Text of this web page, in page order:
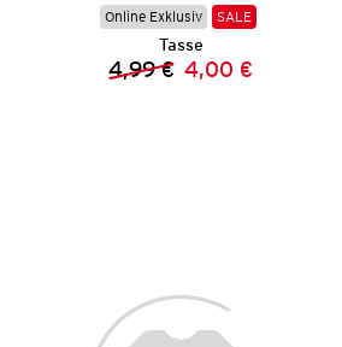
Online Exklusiv SALE
Tasse
Vorheriger Preis:
4,99 € Neuer Preis:
4,00 €